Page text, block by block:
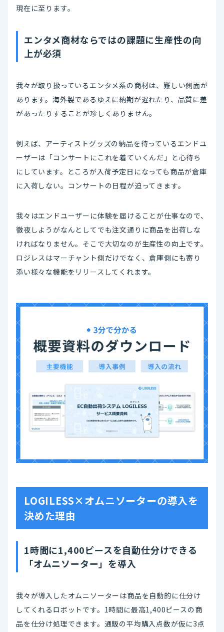
現在に至ります。
エンタメ商材ならではの課題に生産性の向
上が必須
我々が取り扱っているエンタメ系の商材は、難しい側面が
あります。海外製であるゆえに納期が遅れたり、品質に差
があったりすることが珍しくありません。
例えば、アーティストグッズの納品を待っているエンドユ
ーザーは「コンサートにこれを着ていくんだ」と心待ち
にしています。ところが入荷予定日になっても商品が倉庫
に入荷しない。コンサートの日程が迫ってきます。
我々はエンドユーザーに体験を届けることが仕事なので、
徹夜しようがなんとしてでも注文通りに商品を出荷しな
ければなりません。そこで大切なのが生産性の向上です。
ロジレスはマーチャント側だけでなく、倉庫側にも寄り
添い様々な機能をリリースしてくれます。
LOGILESS×オムニソーターの導入を
決めた理由
1時間に1,400ピースを自動仕分けできる
「オムニソーター」を導入
我々が導入したオムニソーターは商品を自動的に仕分け
してくれるロボットです。1時間に最高1,400ピースの商
品を仕分け処理できます。通販の平均購入点数が仮に3点